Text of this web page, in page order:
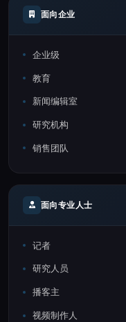
面向企业
企业级
教育
新闻编辑室
研究机构
销售团队
面向专业人士
记者
研究人员
播客主
视频制作人